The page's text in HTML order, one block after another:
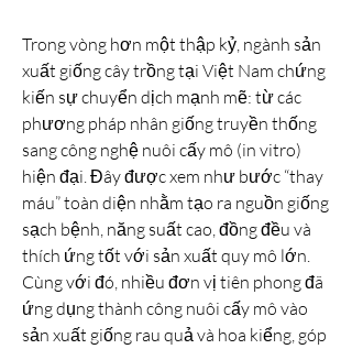
Trong vòng hơn một thập kỷ, ngành sản
xuất giống cây trồng tại Việt Nam chứng
kiến sự chuyển dịch mạnh mẽ: từ các
phương pháp nhân giống truyền thống
sang công nghệ nuôi cấy mô (in vitro)
hiện đại. Đây được xem như bước “thay
máu” toàn diện nhằm tạo ra nguồn giống
sạch bệnh, năng suất cao, đồng đều và
thích ứng tốt với sản xuất quy mô lớn.
Cùng với đó, nhiều đơn vị tiên phong đã
ứng dụng thành công nuôi cấy mô vào
sản xuất giống rau quả và hoa kiểng, góp